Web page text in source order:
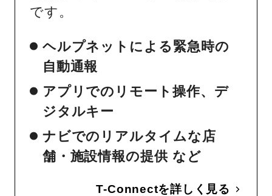
です。
ヘルプネットによる緊急時の
自動通報
アプリでのリモート操作、デ
ジタルキー
ナビでのリアルタイムな店
舗・施設情報の提供 など
T-Connectを詳しく見る